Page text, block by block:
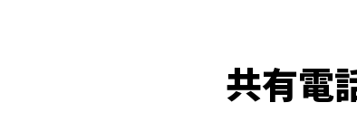
共有電